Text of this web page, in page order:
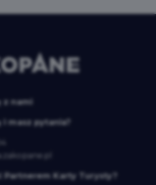
z nami
masz pytania?
Partnerem Karty Turysty?